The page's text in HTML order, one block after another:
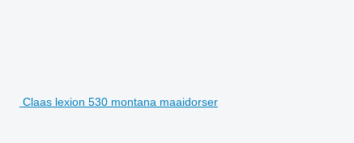
Claas lexion 530 montana maaidorser